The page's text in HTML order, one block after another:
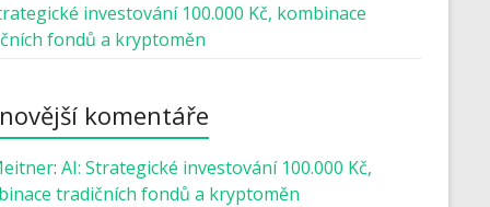
investování 100.000 Kč, kombinace
fondů a kryptoměn
komentáře
: AI: Strategické investování 100.000 Kč,
tradičních fondů a kryptoměn